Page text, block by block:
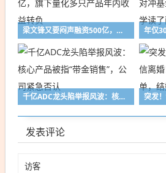
梁文锋又要闷声融资500亿，旗下量化多只产品年内收益转负
千亿ADC龙头陷举报风波：核心产品被指“带金销售”，公司紧急否认
发表评论